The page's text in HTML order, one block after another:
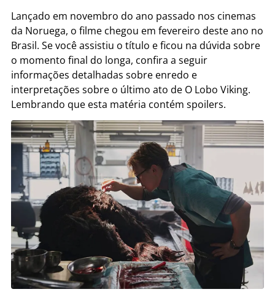
Lançado em novembro do ano passado nos cinemas
da Noruega, o filme chegou em fevereiro deste ano no
Brasil. Se você assistiu o título e ficou na dúvida sobre
o momento final do longa, confira a seguir
informações detalhadas sobre enredo e
interpretações sobre o último ato de O Lobo Viking.
Lembrando que esta matéria contém spoilers.